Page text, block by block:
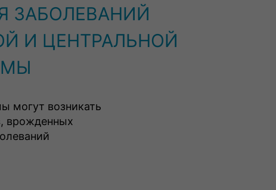
ЗАБОЛЕВАНИЙ
И ЦЕНТРАЛЬНОЙ
могут возникать
врожденных